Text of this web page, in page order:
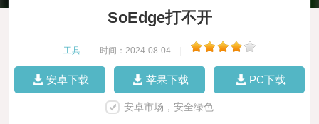
SoEdge打不开
工具 时间：2024-08-04
安卓下载 苹果下载 PC下载
安卓市场，安全绿色